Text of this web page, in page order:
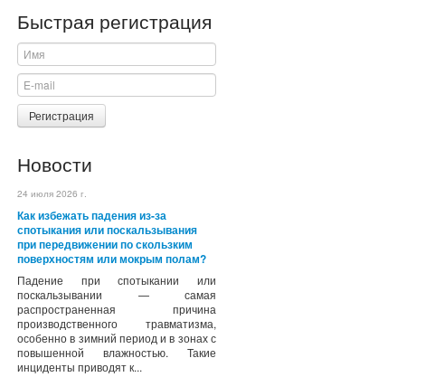
Быстрая регистрация
Регистрация
Новости
24 июля 2026 г.
Как избежать падения из-за
спотыкания или поскальзывания
при передвижении по скользким
поверхностям или мокрым полам?
Падение при спотыкании или
поскальзывании — самая
распространенная причина
производственного травматизма,
особенно в зимний период и в зонах с
повышенной влажностью. Такие
инциденты приводят к...